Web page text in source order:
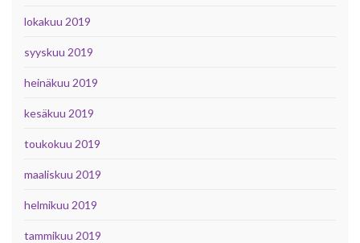
lokakuu 2019
syyskuu 2019
heinäkuu 2019
kesäkuu 2019
toukokuu 2019
maaliskuu 2019
helmikuu 2019
tammikuu 2019